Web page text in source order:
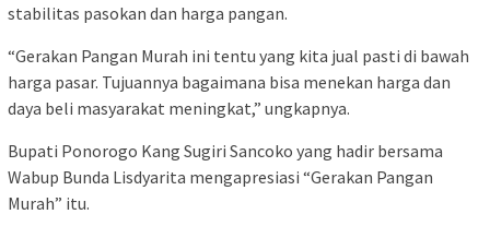
stabilitas pasokan dan harga pangan.
“Gerakan Pangan Murah ini tentu yang kita jual pasti di bawah
harga pasar. Tujuannya bagaimana bisa menekan harga dan
daya beli masyarakat meningkat,” ungkapnya.
Bupati Ponorogo Kang Sugiri Sancoko yang hadir bersama
Wabup Bunda Lisdyarita mengapresiasi “Gerakan Pangan
Murah” itu.